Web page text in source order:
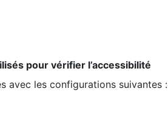
pour vérifier l’accessibilité
avec les configurations suivantes :